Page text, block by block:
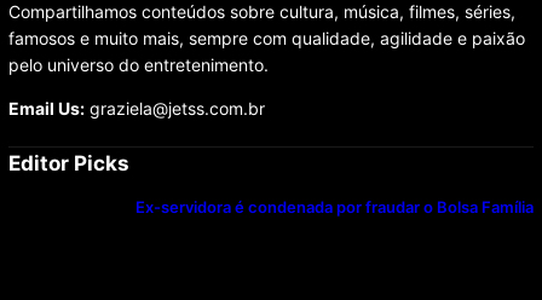
Compartilhamos conteúdos sobre cultura, música, filmes, séries,
famosos e muito mais, sempre com qualidade, agilidade e paixão
pelo universo do entretenimento.
Email Us: graziela@jetss.com.br
Editor Picks
Ex-servidora é condenada por fraudar o Bolsa Família